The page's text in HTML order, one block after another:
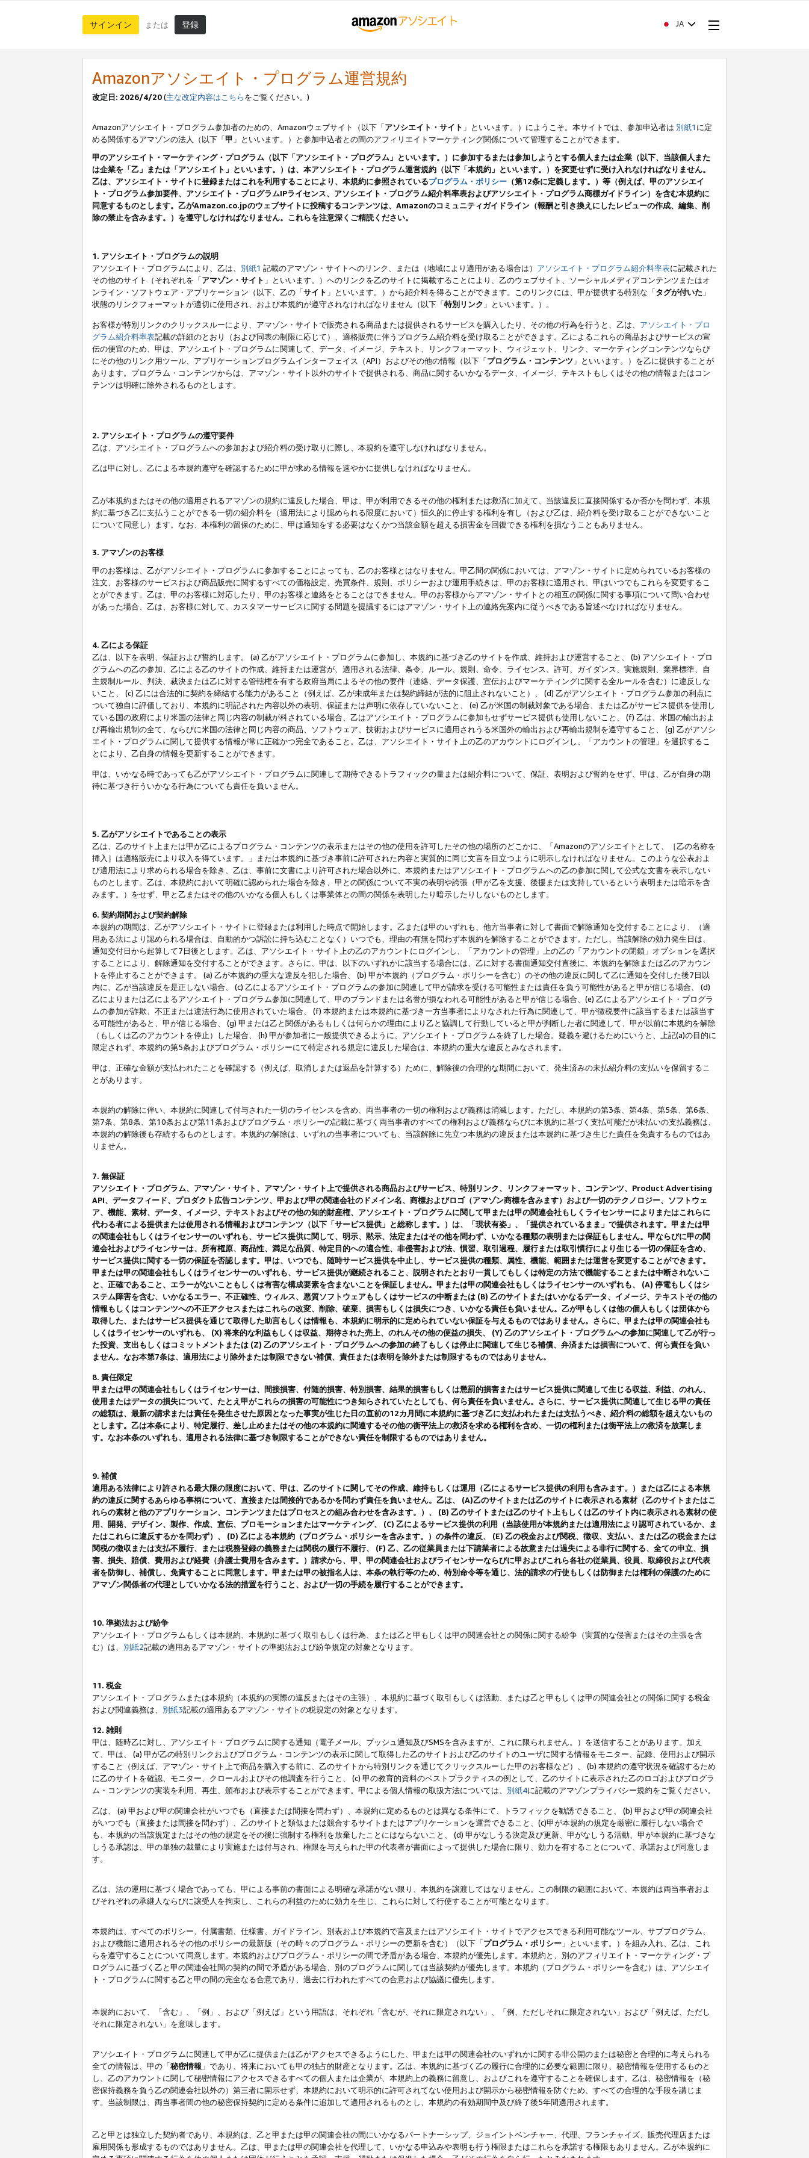
サインイン または 登録 JA
Amazonアソシエイト・プログラム運営規約
改定日: 2026/4/20(主な改定内容はこちらをご覧ください。)
Amazonアソシエイト・プログラム参加者のための、Amazonウェブサイト（以下「アソシエイト・サイト 」といいます。）にようこそ。本サイトでは、参加申込者は 別紙1 に定
める関係するアマゾンの法人（以下「甲 」といいます。）と参加申込者との間のアフィリエイトマーケティング関係について管理することができます。
甲のアソシエイト・マーケティング・プログラム（以下「アソシエイト・プログラム」といいます。）に参加するまたは参加しようとする個人または企業（以下、当該個人また
は企業を「乙」または「アソシエイト」といいます。）は、本アソシエイト・プログラム運営規約（以下「本規約」といいます。）を変更せずに受け入れなければなりません。
乙は、アソシエイト・サイトに登録またはこれを利用することにより、本規約に参照されているプログラム・ポリシー （第12条に定義します。）等（例えば、甲のアソシエイ
ト・プログラム参加要件、アソシエイト・プログラムIPライセンス、アソシエイト・プログラム紹介料率表およびアソシエイト・プログラム商標ガイドライン）を含む本規約に
同意するものとします。乙がAmazon.co.jpのウェブサイトに投稿するコンテンツは、Amazonのコミュニティガイドライン（報酬と引き換えにしたレビューの作成、編集、削
除の禁止を含みます。）を遵守しなければなりません。これらを注意深くご精読ください。
1. アソシエイト・プログラムの説明
アソシエイト・プログラムにより、乙は、 別紙1 記載のアマゾン・サイトへのリンク、または（地域により適用がある場合は） アソシエイト・プログラム紹介料率表に記載された
その他のサイト（それぞれを「アマゾン・サイト 」といいます。）へのリンクを乙のサイトに掲載することにより、乙のウェブサイト、ソーシャルメディアコンテンツまたはオ
ンライン・ソフトウェア・アプリケーション（以下、乙の「サイト 」といいます。）から紹介料を得ることができます。このリンクには、甲が提供する特別な「タグが付いた 」
状態のリンクフォーマットが適切に使用され、および本規約が遵守されなければなりません（以下「特別リンク 」といいます。）。
お客様が特別リンクのクリックスルーにより、アマゾン・サイトで販売される商品または提供されるサービスを購入したり、その他の行為を行うと、乙は、 アソシエイト・プロ
グラム紹介料率表記載の詳細のとおり（および同表の制限に応じて）、適格販売に伴うプログラム紹介料を受け取ることができます。乙によるこれらの商品およびサービスの宣
伝の便宜のため、甲は、アソシエイト・プログラムに関連して、データ、イメージ、テキスト、リンクフォーマット、ウィジェット、リンク、マーケティングコンテンツならび
にその他のリンク用ツール、アプリケーションプログラムインターフェイス（API）およびその他の情報（以下「プログラム・コンテンツ 」といいます。）を乙に提供することが
あります。プログラム・コンテンツからは、アマゾン・サイト以外のサイトで提供される、商品に関するいかなるデータ、イメージ、テキストもしくはその他の情報またはコン
テンツは明確に除外されるものとします。
2. アソシエイト・プログラムの遵守要件
乙は、アソシエイト・プログラムへの参加および紹介料の受け取りに際し、本規約を遵守しなければなりません。
乙は甲に対し、乙による本規約遵守を確認するために甲が求める情報を速やかに提供しなければなりません。
乙が本規約またはその他の適用されるアマゾンの規約に違反した場合、甲は、甲が利用できるその他の権利または救済に加えて、当該違反に直接関係するか否かを問わず、本規
約に基づき乙に支払うことができる一切の紹介料を（適用法により認められる限度において）恒久的に停止する権利を有し（および乙は、紹介料を受け取ることができないこと
について同意し）ます。なお、本権利の留保のために、甲は通知をする必要はなくかつ当該金額を超える損害金を回復できる権利を損なうこともありません。
3. アマゾンのお客様
甲のお客様は、乙がアソシエイト・プログラムに参加することによっても、乙のお客様とはなりません。甲乙間の関係においては、アマゾン・サイトに定められているお客様の
注文、お客様のサービスおよび商品販売に関するすべての価格設定、売買条件、規則、ポリシーおよび運用手続きは、甲のお客様に適用され、甲はいつでもこれらを変更するこ
とができます。乙は、甲のお客様に対応したり、甲のお客様と連絡をとることはできません。甲のお客様からアマゾン・サイトとの相互の関係に関する事項について問い合わせ
があった場合、乙は、お客様に対して、カスタマーサービスに関する問題を提議するにはアマゾン・サイト上の連絡先案内に従うべきである旨述べなければなりません。
4. 乙による保証
乙は、以下を表明、保証および誓約します。 (a) 乙がアソシエイト・プログラムに参加し、本規約に基づき乙のサイトを作成、維持および運営すること、 (b) アソシエイト・プロ
グラムへの乙の参加、乙による乙のサイトの作成、維持または運営が、適用される法律、条令、ルール、規則、命令、ライセンス、許可、ガイダンス、実施規則、業界標準、自
主規制ルール、判決、裁決または乙に対する管轄権を有する政府当局によるその他の要件（連絡、データ保護、宣伝およびマーケティングに関する全ルールを含む）に違反しな
いこと、 (c) 乙には合法的に契約を締結する能力があること（例えば、乙が未成年または契約締結が法的に阻止されないこと）、 (d) 乙がアソシエイト・プログラム参加の利点に
ついて独自に評価しており、本規約に明記された内容以外の表明、保証または声明に依存していないこと、 (e) 乙が米国の制裁対象である場合、または乙がサービス提供を使用し
ている国の政府により米国の法律と同じ内容の制裁が科されている場合、乙はアソシエイト・プログラムに参加もせずサービス提供も使用しないこと、 (f) 乙は、米国の輸出およ
び再輸出規制の全て、ならびに米国の法律と同じ内容の商品、ソフトウェア、技術およびサービスに適用されうる米国外の輸出および再輸出規制を遵守すること、 (g) 乙がアソシ
エイト・プログラムに関して提供する情報が常に正確かつ完全であること。乙は、アソシエイト・サイト上の乙のアカウントにログインし、「アカウントの管理」を選択するこ
とにより、乙自身の情報を更新することができます。
甲は、いかなる時であっても乙がアソシエイト・プログラムに関連して期待できるトラフィックの量または紹介料について、保証、表明および誓約をせず、甲は、乙が自身の期
待に基づき行ういかなる行為についても責任を負いません。
5. 乙がアソシエイトであることの表示
乙は、乙のサイト上または甲が乙によるプログラム・コンテンツの表示またはその他の使用を許可したその他の場所のどこかに、「Amazonのアソシエイトとして、［乙の名称を
挿入］は適格販売により収入を得ています。」または本規約に基づき事前に許可された内容と実質的に同じ文言を目立つように明示しなければなりません。このような公表およ
び適用法により求められる場合を除き、乙は、事前に文書により許可された場合以外に、本規約またはアソシエイト・プログラムへの乙の参加に関して公式な文書を表示しない
ものとします。乙は、本規約において明確に認められた場合を除き、甲との関係について不実の表明や誇張（甲が乙を支援、後援または支持しているという表明または暗示を含
みます。）をせず、甲と乙またはその他のいかなる個人もしくは事業体との間の関係を表明したり暗示したりしないものとします。
6. 契約期間および契約解除
本規約の期間は、乙がアソシエイト・サイトに登録または利用した時点で開始します。乙または甲のいずれも、他方当事者に対して書面で解除通知を交付することにより、（適
用ある法により認められる場合は、自動的かつ訴訟に持ち込むことなく）いつでも、理由の有無を問わず本規約を解除することができます。ただし、当該解除の効力発生日は、
通知交付日から起算して7日後とします。乙は、アソシエイト・サイト上の乙のアカウントにログインし、「アカウントの管理」上の乙の「アカウントの閉鎖」オプションを選択
することにより、解除通知を交付することができます。さらに、甲は、以下のいずれかに該当する場合には、乙に対する書面通知交付直後に、本規約を解除または乙のアカウン
トを停止することができます。 (a) 乙が本規約の重大な違反を犯した場合、 (b) 甲が本規約（プログラム・ポリシーを含む）のその他の違反に関して乙に通知を交付した後7日以
内に、乙が当該違反を是正しない場合、 (c) 乙によるアソシエイト・プログラムの参加に関連して甲が請求を受ける可能性または責任を負う可能性があると甲が信じる場合、 (d)
乙によりまたは乙によるアソシエイト・プログラム参加に関連して、甲のブランドまたは名誉が損なわれる可能性があると甲が信じる場合、(e) 乙によるアソシエイト・プログラ
ムの参加が詐欺、不正または違法行為に使用されていた場合、 (f) 本規約または本規約に基づき一方当事者によりなされた行為に関連して、甲が徴税要件に該当するまたは該当す
る可能性があると、甲が信じる場合、 (g) 甲または乙と関係があるもしくは何らかの理由により乙と協調して行動していると甲が判断した者に関連して、甲が以前に本規約を解除
（もしくは乙のアカウントを停止）した場合、 (h) 甲が参加者に一般提供できるように、アソシエイト・プログラムを終了した場合。疑義を避けるためにいうと、上記(a)の目的に
限定されず、本規約の第5条およびプログラム・ポリシーにて特定される規定に違反した場合は、本規約の重大な違反とみなされます。
甲は、正確な金額が支払われたことを確認する（例えば、取消しまたは返品を計算する）ために、解除後の合理的な期間において、発生済みの未払紹介料の支払いを保留するこ
とがあります。
本規約の解除に伴い、本規約に関連して付与された一切のライセンスを含め、両当事者の一切の権利および義務は消滅します。ただし、本規約の第3条、第4条、第5条、第6条、
第7条、第8条、第10条および第11条およびプログラム・ポリシーの記載に基づく両当事者のすべての権利および義務ならびに本規約に基づく支払可能だが未払いの支払義務は、
本規約の解除後も存続するものとします。本規約の解除は、いずれの当事者についても、当該解除に先立つ本規約の違反または本規約に基づき生じた責任を免責するものではあ
りません。
7. 無保証
アソシエイト・プログラム、アマゾン・サイト、アマゾン・サイト上で提供される商品およびサービス、特別リンク、リンクフォーマット、コンテンツ、Product Advertising
API、データフィード、プロダクト広告コンテンツ、甲および甲の関連会社のドメイン名、商標およびロゴ（アマゾン商標を含みます）および一切のテクノロジー、ソフトウェ
ア、機能、素材、データ、イメージ、テキストおよびその他の知的財産権、アソシエイト・プログラムに関して甲または甲の関連会社もしくライセンサーによりまたはこれらに
代わる者による提供または使用される情報およびコンテンツ（以下「サービス提供」と総称します。）は、「現状有姿」、「提供されているまま」で提供されます。甲または甲
の関連会社もしくはライセンサーのいずれも、サービス提供に関して、明示、黙示、法定またはその他を問わず、いかなる種類の表明または保証もしません。甲ならびに甲の関
連会社およびライセンサーは、所有権原、商品性、満足な品質、特定目的への適合性、非侵害および法、慣習、取引過程、履行または取引慣行により生じる一切の保証を含め、
サービス提供に関する一切の保証を否認します。甲は、いつでも、随時サービス提供を中止し、サービス提供の種類、属性、機能、範囲または運営を変更することができます。
甲または甲の関連会社もしくはライセンサーのいずれも、サービス提供が継続されること、説明されたとおり一貫してもしくは特定の方法で機能することまたは中断されないこ
と、正確であること、エラーがないこともしくは有害な構成要素を含まないことを保証しません。甲または甲の関連会社もしくはライセンサーのいずれも、 (A) 停電もしくはシ
ステム障害を含む、いかなるエラー、不正確性、ウィルス、悪質ソフトウェアもしくはサービスの中断または (B) 乙のサイトまたはいかなるデータ、イメージ、テキストその他の
情報もしくはコンテンツへの不正アクセスまたはこれらの改変、削除、破棄、損害もしくは損失につき、いかなる責任も負いません。乙が甲もしくは他の個人もしくは団体から
取得した、またはサービス提供を通じて取得した助言もしくは情報も、本規約に明示的に定められていない保証を与えるものではありません。さらに、甲または甲の関連会社も
しくはライセンサーのいずれも、 (X) 将来的な利益もしくは収益、期待された売上、のれんその他の便益の損失、 (Y) 乙のアソシエイト・プログラムへの参加に関連して乙が行っ
た投資、支出もしくはコミットメントまたは (Z) 乙のアソシエイト・プログラムへの参加の終了もしくは停止に関連して生じる補償、弁済または損害について、何ら責任を負い
ません。なお本第7条は、適用法により除外または制限できない補償、責任または表明を除外または制限するものではありません。
8. 責任限定
甲または甲の関連会社もしくはライセンサーは、間接損害、付随的損害、特別損害、結果的損害もしくは懲罰的損害またはサービス提供に関連して生じる収益、利益、のれん、
使用またはデータの損失について、たとえ甲がこれらの損害の可能性につき知らされていたとしても、何ら責任を負いません。さらに、サービス提供に関連して生じる甲の責任
の総額は、最新の請求または責任を発生させた原因となった事実が生じた日の直前の12カ月間に本規約に基づき乙に支払われたまたは支払うべき、紹介料の総額を超えないもの
とします。乙は本条により、特定履行、差し止めまたはその他の本規約に関連するその他の衡平法上の救済を求める権利を含め、一切の権利または衡平法上の救済を放棄しま
す。なお本条のいずれも、適用される法律に基づき制限することができない責任を制限するものではありません。
9. 補償
適用ある法律により許される最大限の限度において、甲は、乙のサイトに関してその作成、維持もしくは運用（乙によるサービス提供の利用も含みます。）または乙による本規
約の違反に関するあらゆる事柄について、直接または間接的であるかを問わず責任を負いません。乙は、 (A)乙のサイトまたは乙のサイトに表示される素材（乙のサイトまたはこ
れらの素材と他のアプリケーション、コンテンツまたはプロセスとの組み合わせを含みます。）、 (B) 乙のサイトまたは乙のサイト上もしくは乙のサイト内に表示される素材の使
用、開発、デザイン、製作、作成、宣伝、プロモーションまたはマーケティング、 (C) 乙によるサービス提供の利用（当該使用が本規約または適用法により認可されているか、ま
たはこれらに違反するかを問わず）、 (D) 乙による本規約（プログラム・ポリシーを含みます。）の条件の違反、 (E) 乙の税金および関税、徴収、支払い、または乙の税金または
関税の徴収または支払不履行、または税務登録の義務または関税の履行不履行、 (F) 乙、乙の従業員または下請業者による故意または過失による非行に関する、全ての申立、損
害、損失、賠償、費用および経費（弁護士費用を含みます。）請求から、甲、甲の関連会社およびライセンサーならびに甲およびこれら各社の従業員、役員、取締役および代表
者を防御し、補償し、免責することに同意します。甲または甲の被指名人は、本条の執行等のため、特別命令等を通じ、法的請求の行使もしくは防御または権利の保護のために
アマゾン関係者の代理としていかなる法的措置を行うこと、および一切の手続を履行することができます。
10. 準拠法および紛争
アソシエイト・プログラムもしくは本規約、本規約に基づく取引もしくは行為、または乙と甲もしくは甲の関連会社との関係に関する紛争（実質的な侵害またはその主張を含
む）は、 別紙2記載の適用あるアマゾン・サイトの準拠法および紛争規定の対象となります。
11. 税金
アソシエイト・プログラムまたは本規約（本規約の実際の違反またはその主張）、本規約に基づく取引もしくは活動、または乙と甲もしくは甲の関連会社との関係に関する税金
および関連義務は、 別紙3記載の適用あるアマゾン・サイトの税規定の対象となります。
12. 雑則
甲は、随時乙に対し、アソシエイト・プログラムに関する通知（電子メール、プッシュ通知及びSMSを含みますが、これに限られません。）を送信することがあります。加え
て、甲は、 (a) 甲が乙の特別リンクおよびプログラム・コンテンツの表示に関して取得した乙のサイトおよび乙のサイトのユーザに関する情報をモニター、記録、使用および開示
すること（例えば、アマゾン・サイト上で商品を購入する前に、乙のサイトから特別リンクを通じてクリックスルーした甲のお客様など）、 (b) 本規約の遵守状況を確認するため
に乙のサイトを確認、モニター、クロールおよびその他調査を行うこと、 (c) 甲の教育的資料のベストプラクティスの例として、乙のサイトに表示された乙のロゴおよびプログラ
ム・コンテンツの実装を利用、再生、頒布および表示することができます。甲による個人情報の取扱方法については、 別紙4に記載のアマゾンプライバシー規約をご覧ください。
乙は、 (a) 甲および甲の関連会社がいつでも（直接または間接を問わず）、本規約に定めるものとは異なる条件にて、トラフィックを勧誘できること、 (b) 甲および甲の関連会社
がいつでも（直接または間接を問わず）、乙のサイトと類似または競合するサイトまたはアプリケーションを運営できること、(c)甲が本規約の規定を厳密に履行しない場合で
も、本規約の当該規定またはその他の規定をその後に強制する権利を放棄したことにはならないこと、 (d) 甲がなしうる決定及び更新、甲がなしうる活動、甲が本規約に基づきな
しうる承認は、甲の単独の裁量により実施または付与され、権限を与えられた甲の代表者が書面によって提供した場合に限り、効力を有することについて、承諾および同意しま
す。
乙は、法の運用に基づく場合であっても、甲による事前の書面による明確な承諾がない限り、本規約を譲渡してはなりません。この制限の範囲において、本規約は両当事者およ
びそれぞれの承継人ならびに譲受人を拘束し、これらの利益のために効力を生じ、これらに対して行使することが可能となります。
本規約は、すべてのポリシー、付属書類、仕様書、ガイドライン、別表および本規約で言及またはアソシエイト・サイトでアクセスできる利用可能なツール、サブプログラム、
および機能に適用されるその他のポリシーの最新版（その時々のプログラム・ポリシーの更新を含む）（以下「プログラム・ポリシー 」といいます。）を組み入れ、乙は、これ
らを遵守することについて同意します。本規約およびプログラム・ポリシーの間で矛盾がある場合、本規約が優先します。本規約と、別のアフィリエイト・マーケティング・プ
ログラムに基づく乙と甲の関連会社間の契約の間で矛盾がある場合、別のプログラムに関しては当該契約が優先します。本規約（プログラム・ポリシーを含む）は、アソシエイ
ト・プログラムに関する乙と甲の間の完全なる合意であり、過去に行われたすべての合意および協議に優先します。
本規約において、「含む」、「例」、および「例えば」という用語は、それぞれ「含むが、それに限定されない」、「例、ただしそれに限定されない」および「例えば、ただし
それに限定されない」を意味します。
アソシエイト・プログラムに関連して甲が乙に提供または乙がアクセスできるようにした、甲または甲の関連会社のいずれかに関する非公開のまたは秘密と合理的に考えられる
全ての情報は、甲の「秘密情報 」であり、将来においても甲の独占的財産となります。乙は、本規約に基づく乙の履行に合理的に必要な範囲に限り、秘密情報を使用するものと
し、乙のアカウントに関して秘密情報にアクセスできるすべての個人または企業が、本規約上の義務に留意し、およびこれを遵守することを確保します。乙は、秘密情報を（秘
密保持義務を負う乙の関連会社以外の）第三者に開示せず、本規約において明示的に許可されてない使用および開示から秘密情報を防ぐため、すべての合理的な手段を講じま
す。当該制限は、両当事者間の他の秘密保持契約に定める条件に追加して適用されるものとし、本規約の有効期間中及び終了後5年間適用されます。
乙と甲とは独立した契約者であり、本規約は、乙と甲または甲の関連会社の間にいかなるパートナーシップ、ジョイントベンチャー、代理、フランチャイズ、販売代理店または
雇用関係も形成するものではありません。乙は、甲または甲の関連会社を代理して、いかなる申込みや表明も行う権限またはこれらを承諾する権限もありません。乙が本規約に